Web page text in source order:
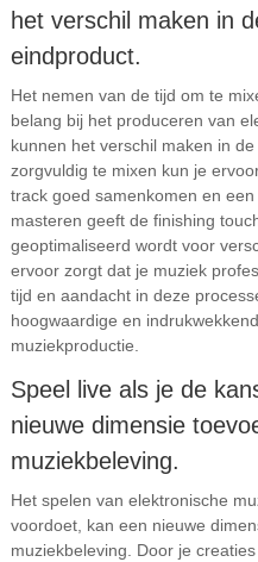
het verschil maken in
eindproduct.
Het nemen van de tijd om te
belang bij het produceren van
kunnen het verschil maken in
zorgvuldig te mixen kun je
track goed samenkomen en
masteren geeft de finishing
geoptimaliseerd wordt voor
ervoor zorgt dat je muziek
tijd en aandacht in deze
hoogwaardige en
muziekproductie.
Speel live als je de
nieuwe dimensie
muziekbeleving.
Het spelen van elektronische
voordoet, kan een nieuwe
muziekbeleving. Door je